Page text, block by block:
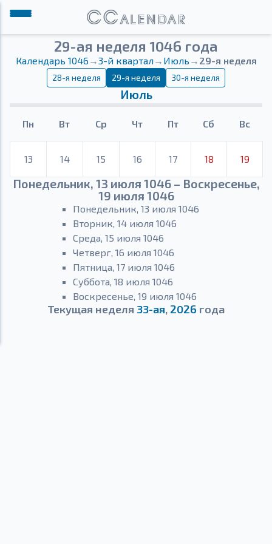
29-ая неделя 1046 года
Календарь 1046 →3-й квартал→ Июль → 29-я неделя
28-я неделя 29-я неделя 30-я неделя
Июль
Пн Вт Ср Чт Пт Сб Вс
13 14 15 16 17 18 19
Понедельник, 13 июля 1046 – Воскресенье,
19 июля 1046
Понедельник, 13 июля 1046
Вторник, 14 июля 1046
Среда, 15 июля 1046
Четверг, 16 июля 1046
Пятница, 17 июля 1046
Суббота, 18 июля 1046
Воскресенье, 19 июля 1046
Текущая неделя 33-ая, 2026 года